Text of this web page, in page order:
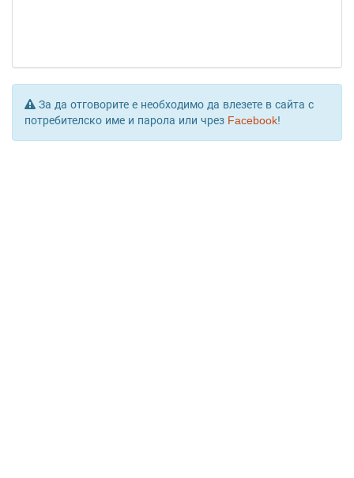
За да отговорите е необходимо да влезете в сайта с
потребителско име и парола или чрез Facebook!